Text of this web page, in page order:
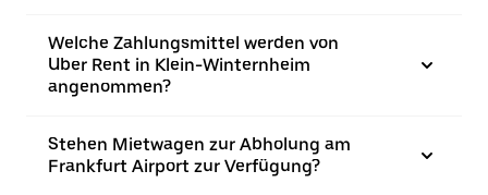
Welche Zahlungsmittel werden von
Uber Rent in Klein-Winternheim
angenommen?
Stehen Mietwagen zur Abholung am
Frankfurt Airport zur Verfügung?